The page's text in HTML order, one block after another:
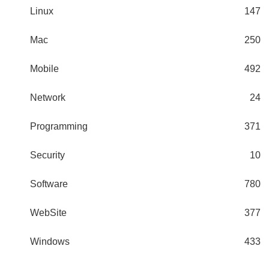
Linux 147
Mac 250
Mobile 492
Network 24
Programming 371
Security 10
Software 780
WebSite 377
Windows 433